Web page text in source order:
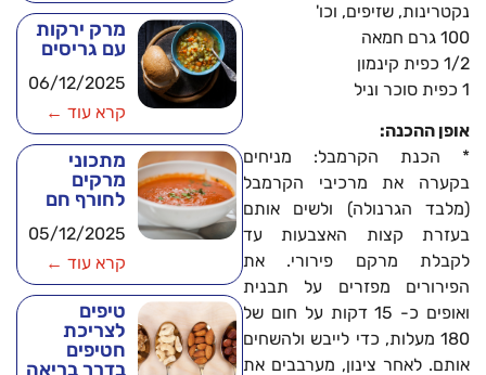
נקטרינות, שזיפים, וכו'
100 גרם חמאה
1/2 כפית קינמון
1 כפית סוכר וניל
אופן ההכנה:
* הכנת הקרמבל: מניחים
בקערה את מרכיבי הקרמבל
(מלבד הגרנולה) ולשים אותם
בעזרת קצות האצבעות עד
לקבלת מרקם פירורי. את
הפירורים מפזרים על תבנית
ואופים כ- 15 דקות על חום של
180 מעלות, כדי לייבש ולהשחים
אותם. לאחר צינון, מערבבים את
מרק ירקות
עם גריסים
06/12/2025
קרא עוד ←
מתכוני
מרקים
לחורף חם
05/12/2025
קרא עוד ←
טיפים
לצריכת
חטיפים
בדרך בריאה